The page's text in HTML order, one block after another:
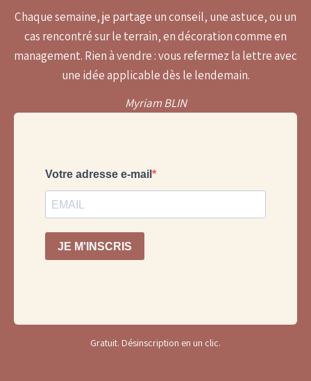
Chaque semaine, je partage un conseil, une astuce, ou un
cas rencontré sur le terrain, en décoration comme en
management. Rien à vendre : vous refermez la lettre avec
une idée applicable dès le lendemain.
Myriam BLIN
Gratuit. Désinscription en un clic.